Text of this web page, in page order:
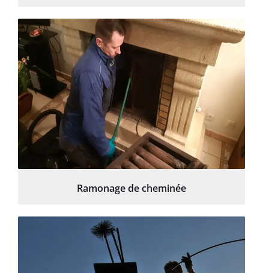
Ramonage de cheminée